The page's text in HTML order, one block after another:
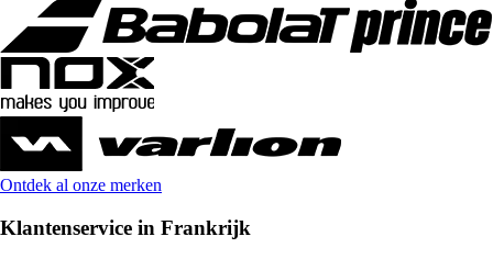
Ontdek al onze merken
Klantenservice in Frankrijk